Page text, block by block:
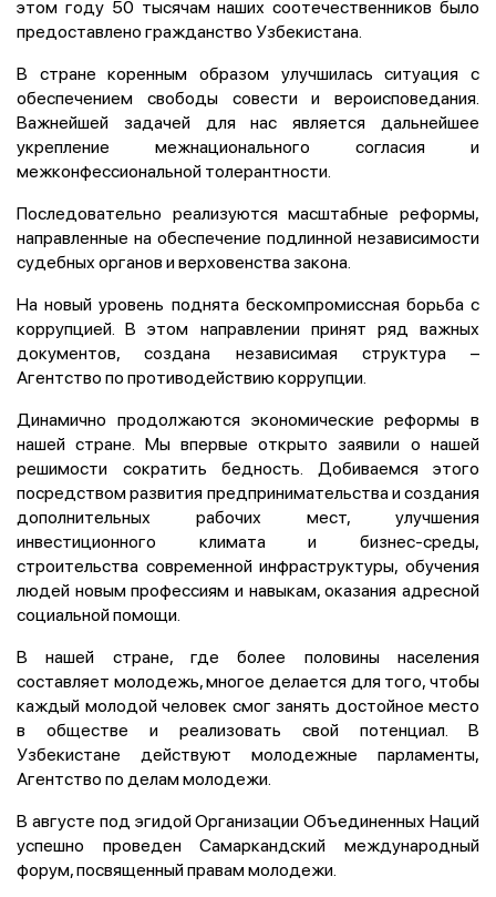
этом году 50 тысячам наших соотечественников было
предоставлено гражданство Узбекистана.
В стране коренным образом улучшилась ситуация с
обеспечением свободы совести и вероисповедания.
Важнейшей задачей для нас является дальнейшее
укрепление межнационального согласия и
межконфессиональной толерантности.
Последовательно реализуются масштабные реформы,
направленные на обеспечение подлинной независимости
судебных органов и верховенства закона.
На новый уровень поднята бескомпромиссная борьба с
коррупцией. В этом направлении принят ряд важных
документов, создана независимая структура –
Агентство по противодействию коррупции.
Динамично продолжаются экономические реформы в
нашей стране. Мы впервые открыто заявили о нашей
решимости сократить бедность. Добиваемся этого
посредством развития предпринимательства и создания
дополнительных рабочих мест, улучшения
инвестиционного климата и бизнес-среды,
строительства современной инфраструктуры, обучения
людей новым профессиям и навыкам, оказания адресной
социальной помощи.
В нашей стране, где более половины населения
составляет молодежь, многое делается для того, чтобы
каждый молодой человек смог занять достойное место
в обществе и реализовать свой потенциал. В
Узбекистане действуют молодежные парламенты,
Агентство по делам молодежи.
В августе под эгидой Организации Объединенных Наций
успешно проведен Самаркандский международный
форум, посвященный правам молодежи.